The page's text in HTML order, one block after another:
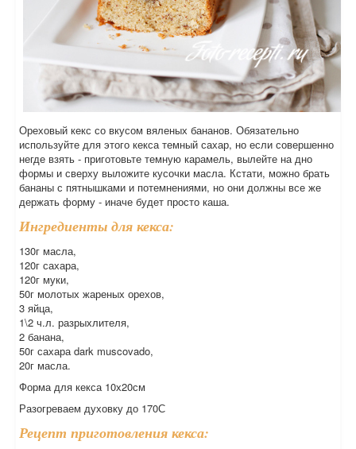
Ореховый кекс со вкусом вяленых бананов. Обязательно
используйте для этого кекса темный сахар, но если совершенно
негде взять - приготовьте темную карамель, вылейте на дно
формы и сверху выложите кусочки масла. Кстати, можно брать
бананы с пятнышками и потемнениями, но они должны все же
держать форму - иначе будет просто каша.
Ингредиенты для кекса:
130г масла,
120г сахара,
120г муки,
50г молотых жареных орехов,
3 яйца,
1\2 ч.л. разрыхлителя,
2 банана,
50г сахара dark muscovado,
20г масла.
Форма для кекса 10х20см
Разогреваем духовку до 170С
Рецепт приготовления кекса: